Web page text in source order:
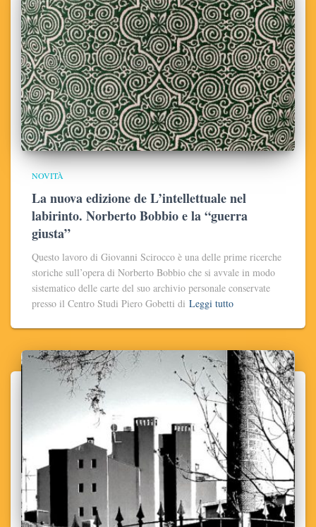
NOVITÀ
La nuova edizione de L’intellettuale nel
labirinto. Norberto Bobbio e la “guerra
giusta”
Questo lavoro di Giovanni Scirocco è una delle prime ricerche
storiche sull’opera di Norberto Bobbio che si avvale in modo
sistematico delle carte del suo archivio personale conservate
presso il Centro Studi Piero Gobetti di Leggi tutto